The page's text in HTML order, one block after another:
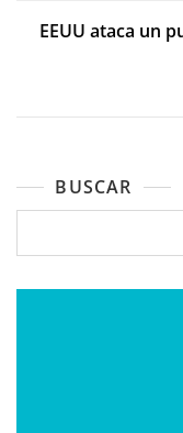
EEUU ataca un
BUSCAR